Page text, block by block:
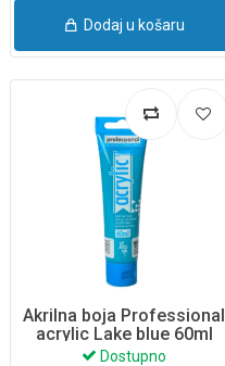
Dodaj u košaru
Akrilna boja Professional
acrylic Lake blue 60ml
Dostupno